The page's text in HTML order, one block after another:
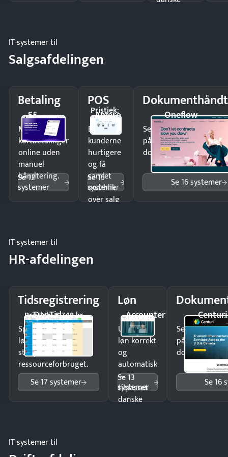
IT-systemer til
Salgsafdelingen
Betaling
S5
Modtag
kortbetalinger
online uden
manuel
håndtering.
Se 12
systemer
POS
Amero
Pristjek:
4.788 kr
Ekspedér
kunderne
hurtigere
og få
samlet
overblik
over salg
Se 15
systemer
Oneflow
Send kontrakter til
på minutter og mist
dokumenter.
Se 16 systemer
IT-systemer til
HR-afdelingen
Tidsregistrering
DanTid
Pristjek: 5.748 kr
Spar tid på
lønberegning og få
styr på
ressourceforbruget.
Se 17 systemer
Løn
Accounter
Udbetal
løn korrekt
og
automatisk
—
tilpasset
danske
Se 13
systemer
Centuri
Send
på minutter
dokumenter.
Se 16
IT-systemer til